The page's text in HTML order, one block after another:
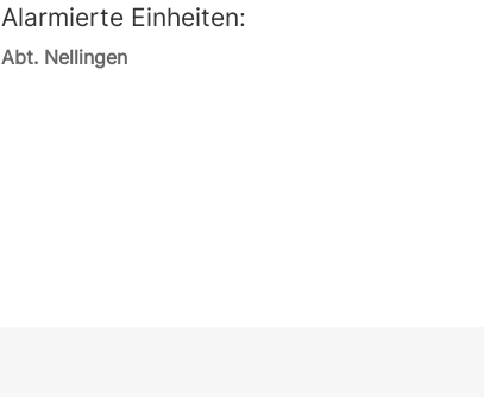
Alarmierte Einheiten:
Abt. Nellingen